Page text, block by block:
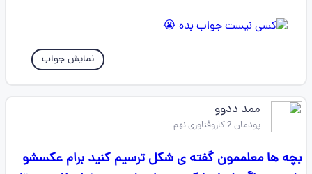
نمایش جواب
ممد ددوو
پودمان 2 کاروفناوری نهم
بچه ها معلممون گفته ی شکل ترسیم کنید برام عکسشو